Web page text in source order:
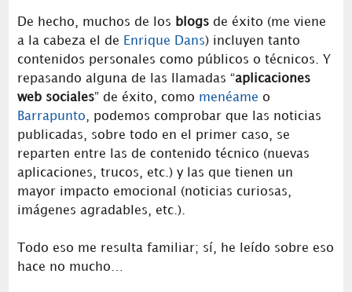
De hecho, muchos de los blogs de éxito (me viene
a la cabeza el de Enrique Dans) incluyen tanto
contenidos personales como públicos o técnicos. Y
repasando alguna de las llamadas “aplicaciones
web sociales” de éxito, como menéame o
Barrapunto , podemos comprobar que las noticias
publicadas, sobre todo en el primer caso, se
reparten entre las de contenido técnico (nuevas
aplicaciones, trucos, etc.) y las que tienen un
mayor impacto emocional (noticias curiosas,
imágenes agradables, etc.).
Todo eso me resulta familiar; sí, he leído sobre eso
hace no mucho…